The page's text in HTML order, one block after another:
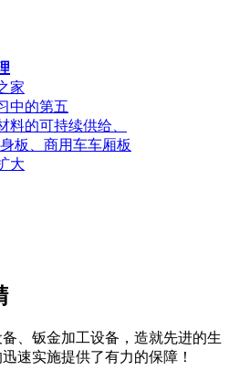
家
中的第五
料的可持续供给、
板、商用车车厢板
大
、钣金加工设备，造就先进的生
速实施提供了有力的保障！